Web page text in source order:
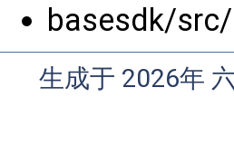
basesdk/
生成于 2026年